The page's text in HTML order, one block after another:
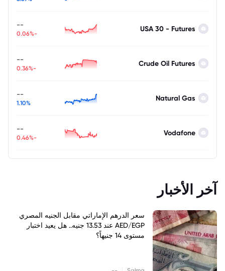
USA 30 - Futures
--
-0.06%
Crude Oil Futures
--
-0.36%
Natural Gas
--
1.10%
Vodafone
--
-0.46%
آخر الأخبار
سعر الدرهم الإماراتي مقابل الجنيه المصري
AED/EGP عند 13.53 جنيه.. هل يعيد اختبار
مستوى 14 جنيهاً؟